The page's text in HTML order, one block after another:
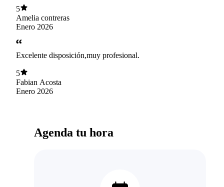
5
Amelia contreras
Enero 2026
Excelente disposición,muy profesional.
5
Fabian Acosta
Enero 2026
Agenda tu hora